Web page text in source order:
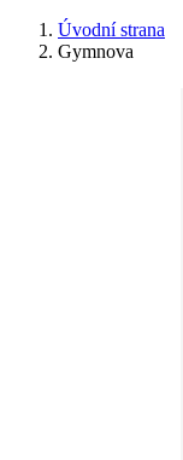
Úvodní strana
Gymnova